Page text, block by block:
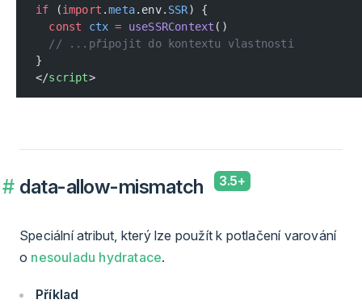
if (import .meta.env. SSR) {
  const
ctx = useSSRContext ()
  // ...připojit do kontextu vlastnosti
}
</script>
data-allow-mismatch
Speciální atribut, který lze použít k potlačení varování
o nesouladu hydratace.
Příklad